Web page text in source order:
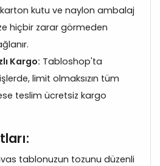
kutu ve naylon ambalaj
hiçbir zarar görmeden
Kargo: Tabloshop'ta
limit olmaksızın tüm
teslim ücretsiz kargo
tablonuzun tozunu düzenli